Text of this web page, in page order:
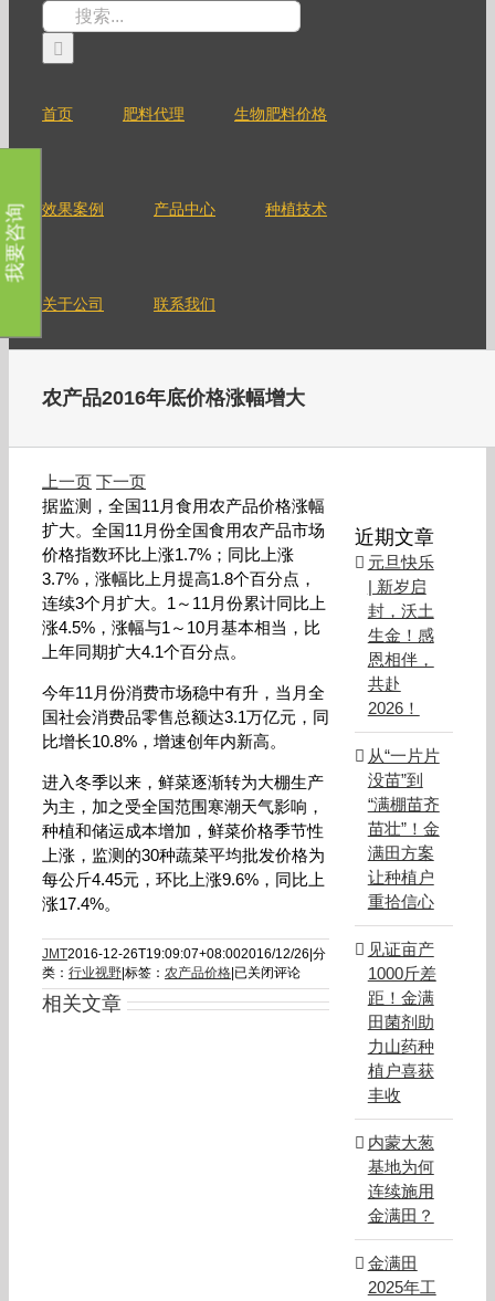
搜
索：
首页 肥料代理 生物肥料价格
效果案例 产品中心 种植技术
关于公司 联系我们
农产品2016年底价格涨幅增大
上一页 下一页
据监测，全国11月食用农产品价格涨幅
扩大。全国11月份全国食用农产品市场
价格指数环比上涨1.7%；同比上涨
3.7%，涨幅比上月提高1.8个百分点，
连续3个月扩大。1～11月份累计同比上
涨4.5%，涨幅与1～10月基本相当，比
上年同期扩大4.1个百分点。
今年11月份消费市场稳中有升，当月全
国社会消费品零售总额达3.1万亿元，同
比增长10.8%，增速创年内新高。
进入冬季以来，鲜菜逐渐转为大棚生产
为主，加之受全国范围寒潮天气影响，
种植和储运成本增加，鲜菜价格季节性
上涨，监测的30种蔬菜平均批发价格为
每公斤4.45元，环比上涨9.6%，同比上
涨17.4%。
JMT2016-12-26T19:09:07+08:002016/12/26 分
类： 行业视野 标签： 农产品价格 农
产
品
已关闭评论
相关文章
近期文章
元旦快乐
| 新岁启
封，沃土
生金！感
恩相伴，
共赴
2026！
从“一片片
没苗”到
“满棚苗齐
苗壮”！金
满田方案
让种植户
重拾信心
见证亩产
1000斤差
距！金满
田菌剂助
力山药种
植户喜获
丰收
内蒙大葱
基地为何
连续施用
金满田？
金满田
2025年工
我要咨询